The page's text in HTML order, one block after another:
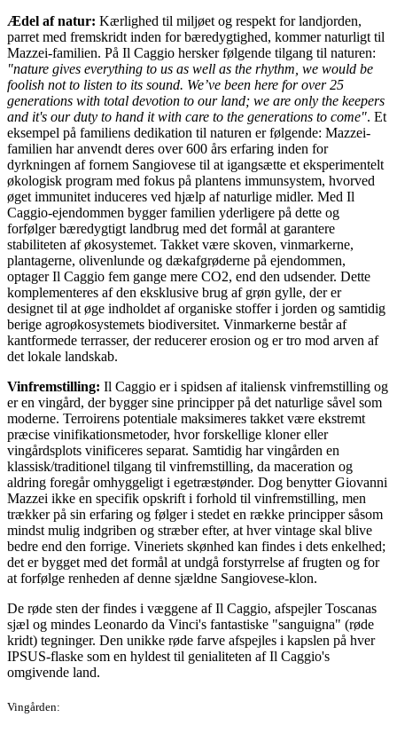
Ædel af natur: Kærlighed til miljøet og respekt for landjorden,
parret med fremskridt inden for bæredygtighed, kommer naturligt til
Mazzei-familien. På Il Caggio hersker følgende tilgang til naturen:
"nature gives everything to us as well as the rhythm, we would be
foolish not to listen to its sound. We’ve been here for over 25
generations with total devotion to our land; we are only the keepers
and it's our duty to hand it with care to the generations to come". Et
eksempel på familiens dedikation til naturen er følgende: Mazzei-
familien har anvendt deres over 600 års erfaring inden for
dyrkningen af fornem Sangiovese til at igangsætte et eksperimentelt
økologisk program med fokus på plantens immunsystem, hvorved
øget immunitet induceres ved hjælp af naturlige midler. Med Il
Caggio-ejendommen bygger familien yderligere på dette og
forfølger bæredygtigt landbrug med det formål at garantere
stabiliteten af økosystemet. Takket være skoven, vinmarkerne,
plantagerne, olivenlunde og dækafgrøderne på ejendommen,
optager Il Caggio fem gange mere CO2, end den udsender. Dette
komplementeres af den eksklusive brug af grøn gylle, der er
designet til at øge indholdet af organiske stoffer i jorden og samtidig
berige agroøkosystemets biodiversitet. Vinmarkerne består af
kantformede terrasser, der reducerer erosion og er tro mod arven af
det lokale landskab.
Vinfremstilling: Il Caggio er i spidsen af italiensk vinfremstilling og
er en vingård, der bygger sine principper på det naturlige såvel som
moderne. Terroirens potentiale maksimeres takket være ekstremt
præcise vinifikationsmetoder, hvor forskellige kloner eller
vingårdsplots vinificeres separat. Samtidig har vingården en
klassisk/traditionel tilgang til vinfremstilling, da maceration og
aldring foregår omhyggeligt i egetræstønder. Dog benytter Giovanni
Mazzei ikke en specifik opskrift i forhold til vinfremstilling, men
trækker på sin erfaring og følger i stedet en række principper såsom
mindst mulig indgriben og stræber efter, at hver vintage skal blive
bedre end den forrige. Vineriets skønhed kan findes i dets enkelhed;
det er bygget med det formål at undgå forstyrrelse af frugten og for
at forfølge renheden af denne sjældne Sangiovese-klon.
De røde sten der findes i væggene af Il Caggio, afspejler Toscanas
sjæl og mindes Leonardo da Vinci's fantastiske "sanguigna" (røde
kridt) tegninger. Den unikke røde farve afspejles i kapslen på hver
IPSUS-flaske som en hyldest til genialiteten af Il Caggio's
omgivende land.
Vingården: